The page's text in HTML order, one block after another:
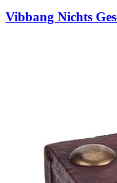
Vibbang Nichts